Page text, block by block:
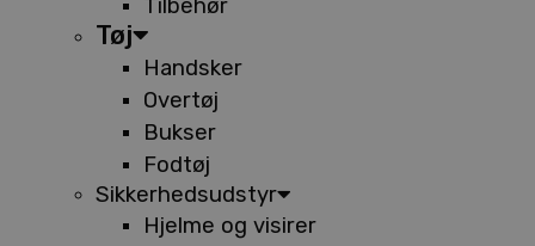
Tilbehør
Tøj
Handsker
Overtøj
Bukser
Fodtøj
Sikkerhedsudstyr
Hjelme og visirer